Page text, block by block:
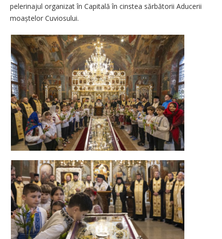
pelerinajul organizat în Capitală în cinstea sărbătorii Aducerii
moaștelor Cuviosului.